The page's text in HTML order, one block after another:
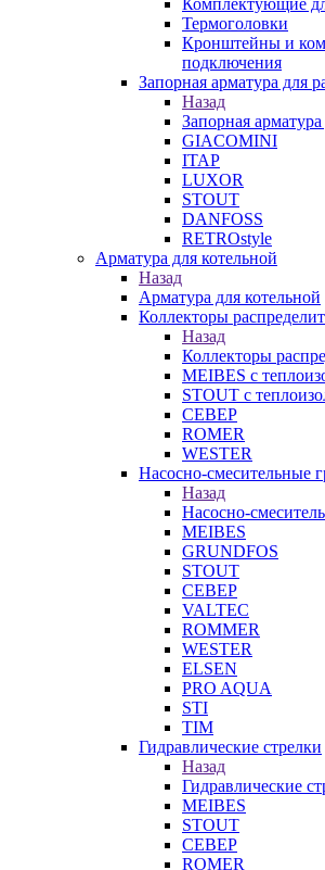
Комплектующие
Термоголовки
Кронштейны и
подключения
Запорная арматура для
Назад
Запорная
GIACOMINI
ITAP
LUXOR
STOUT
DANFOSS
RETROstyle
Арматура для котельной
Назад
Арматура для котельной
Коллекторы
Назад
Коллекторы
MEIBES с
STOUT с
СЕВЕР
ROMER
WESTER
Насосно-смесительные
Назад
Насосно-
MEIBES
GRUNDFOS
STOUT
СЕВЕР
VALTEC
ROMMER
WESTER
ELSEN
PRO AQUA
STI
TIM
Гидравлические стрелки
Назад
Гидравлические
MEIBES
STOUT
СЕВЕР
ROMER